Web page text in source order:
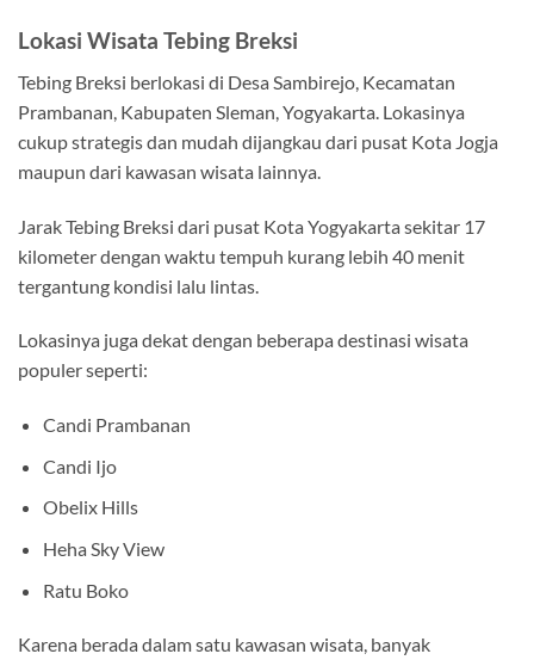
Lokasi Wisata Tebing Breksi
Tebing Breksi berlokasi di Desa Sambirejo, Kecamatan
Prambanan, Kabupaten Sleman, Yogyakarta. Lokasinya
cukup strategis dan mudah dijangkau dari pusat Kota Jogja
maupun dari kawasan wisata lainnya.
Jarak Tebing Breksi dari pusat Kota Yogyakarta sekitar 17
kilometer dengan waktu tempuh kurang lebih 40 menit
tergantung kondisi lalu lintas.
Lokasinya juga dekat dengan beberapa destinasi wisata
populer seperti:
Candi Prambanan
Candi Ijo
Obelix Hills
Heha Sky View
Ratu Boko
Karena berada dalam satu kawasan wisata, banyak